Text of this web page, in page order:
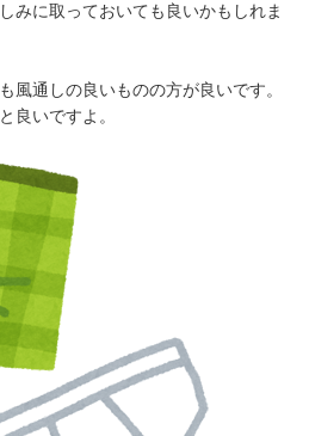
みに取っておいても良いかもしれま
風通しの良いものの方が良いです。
良いですよ。